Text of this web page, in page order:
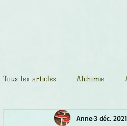
Tous les articles Alchimie
Chamanisme Champignons
Anne3 déc. 2021